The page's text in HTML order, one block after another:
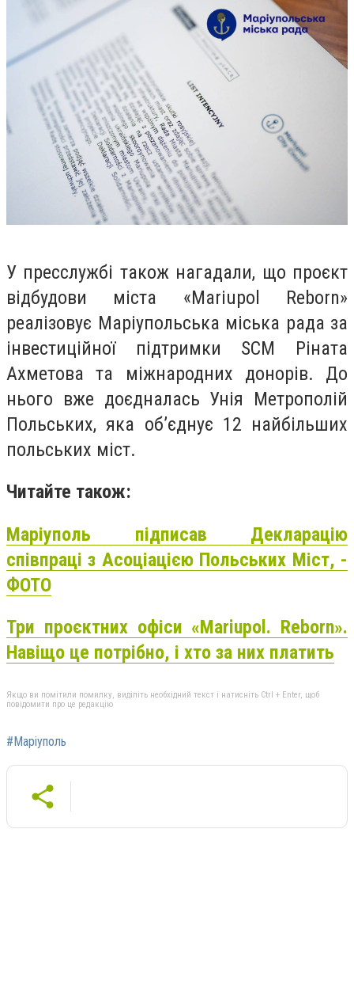
У пресслужбі також нагадали, що проєкт
відбудови міста «Mariupol Reborn»
реалізовує Маріупольська міська рада за
інвестиційної підтримки SCM Ріната
Ахметова та міжнародних донорів. До
нього вже доєдналась Унія Метрополій
Польських, яка об’єднує 12 найбільших
польських міст.
Читайте також:
Маріуполь підписав Декларацію
співпраці з Асоціацією Польських Міст, -
ФОТО
Три проєктних офіси «Mariupol. Reborn».
Навіщо це потрібно, і хто за них платить
Якщо ви помітили помилку, виділіть необхідний текст і натисніть Ctrl + Enter, щоб
повідомити про це редакцію
#Маріуполь